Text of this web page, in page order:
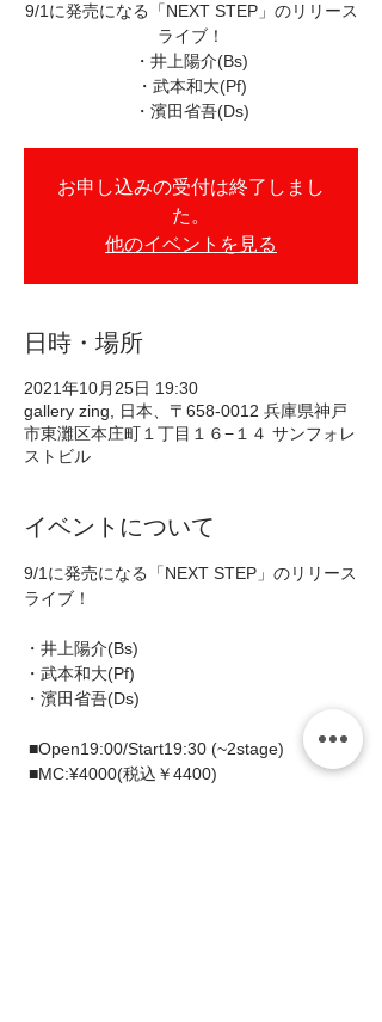
9/1に発売になる「NEXT STEP」のリリース
ライブ！
・井上陽介(Bs)
・武本和大(Pf)
・濱田省吾(Ds)
お申し込みの受付は終了しまし
た。
他のイベントを見る
日時・場所
2021年10月25日 19:30
gallery zing, 日本、〒658-0012 兵庫県神戸
市東灘区本庄町１丁目１６−１４ サンフォレ
ストビル
イベントについて
9/1に発売になる「NEXT STEP」のリリース
ライブ！
・井上陽介(Bs)
・武本和大(Pf)
・濱田省吾(Ds)
■Open19:00/Start19:30 (~2stage)
■MC:¥4000(税込￥4400)